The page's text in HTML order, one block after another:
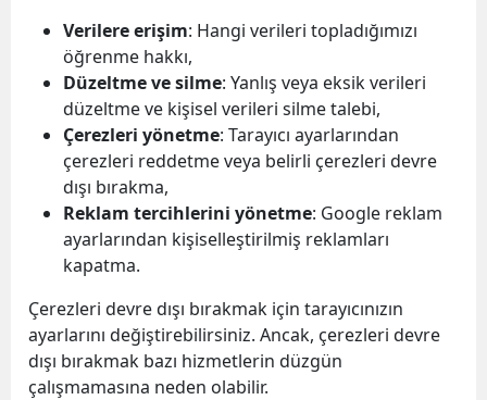
Verilere erişim: Hangi verileri topladığımızı
öğrenme hakkı,
Düzeltme ve silme: Yanlış veya eksik verileri
düzeltme ve kişisel verileri silme talebi,
Çerezleri yönetme: Tarayıcı ayarlarından
çerezleri reddetme veya belirli çerezleri devre
dışı bırakma,
Reklam tercihlerini yönetme: Google reklam
ayarlarından kişiselleştirilmiş reklamları
kapatma.
Çerezleri devre dışı bırakmak için tarayıcınızın
ayarlarını değiştirebilirsiniz. Ancak, çerezleri devre
dışı bırakmak bazı hizmetlerin düzgün
çalışmamasına neden olabilir.